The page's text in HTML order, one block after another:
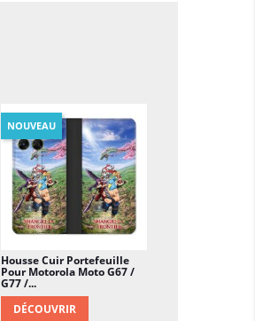
Housse Cuir Portefeuille
Pour Motorola Moto G67 /
G77 /...
DÉCOUVRIR
NOUVEAU